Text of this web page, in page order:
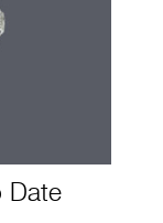
Date